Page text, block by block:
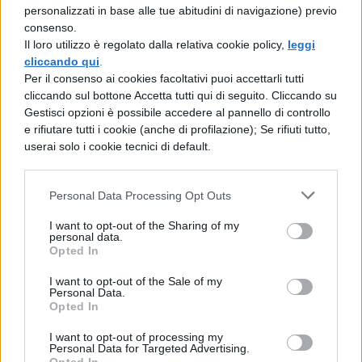
personalizzati in base alle tue abitudini di navigazione) previo
consenso.
Il loro utilizzo è regolato dalla relativa cookie policy, leggi
cliccando qui
Per il consenso ai cookies facoltativi puoi accettarli tutti
cliccando sul bottone Accetta tutti qui di seguito. Cliccando su
Gestisci opzioni è possibile accedere al pannello di controllo
e rifiutare tutti i cookie (anche di profilazione); Se rifiuti tutto,
userai solo i cookie tecnici di default.
Personal Data Processing Opt Outs
I want to opt-out of the Sharing of my
personal data.
Opted In
I want to opt-out of the Sale of my
Personal Data.
Opted In
I want to opt-out of processing my
Personal Data for Targeted Advertising.
Lucrezia. Il marito di Lucrezia, Messer Nicia,
è convinto che la moglie non possa più
avere figli, e grazie a questa convinzione,
Callimaco e Ligurio, che regge il suo gioco,
architettano un piano per beffarlo. Infatti si
inventano una pozione di mandragola che,
Peròi fecero credere a Nicia che, questa
primo uomo che avesse giaciuto con lei la
riesce nel suo intento e ciascuno ottiene
ciò che maggiormente desidera. Struttura
Un prologo spiega agli spettatori la